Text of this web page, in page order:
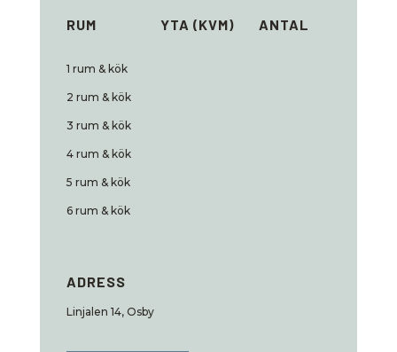
RUM YTA (KVM) ANTAL
1 rum & kök
2 rum & kök
3 rum & kök
4 rum & kök
5 rum & kök
6 rum & kök
ADRESS
Linjalen 14, Osby